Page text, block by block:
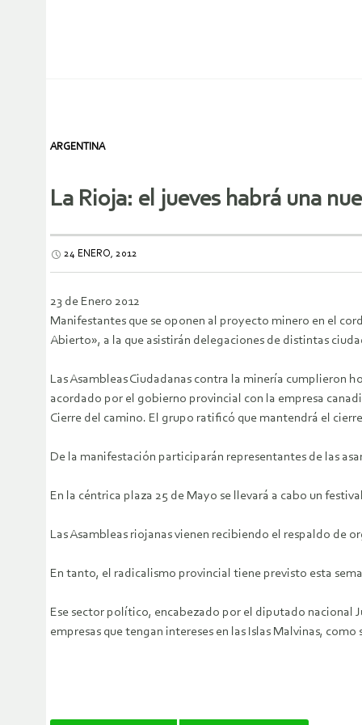
ARGENTINA
La Rioja: el jueves habrá una
24 ENERO, 2012
23 de Enero 2012
Manifestantes que se oponen al proyecto minero en el
Abierto», a la que asistirán delegaciones de distintas
Las Asambleas Ciudadanas contra la minería cumplieron
acordado por el gobierno provincial con la empresa
Cierre del camino. El grupo ratificó que mantendrá el
De la manifestación participarán representantes de las
En la céntrica plaza 25 de Mayo se llevará a cabo un
Las Asambleas riojanas vienen recibiendo el respaldo de
En tanto, el radicalismo provincial tiene previsto esta
Ese sector político, encabezado por el diputado nacional
empresas que tengan intereses en las Islas Malvinas,